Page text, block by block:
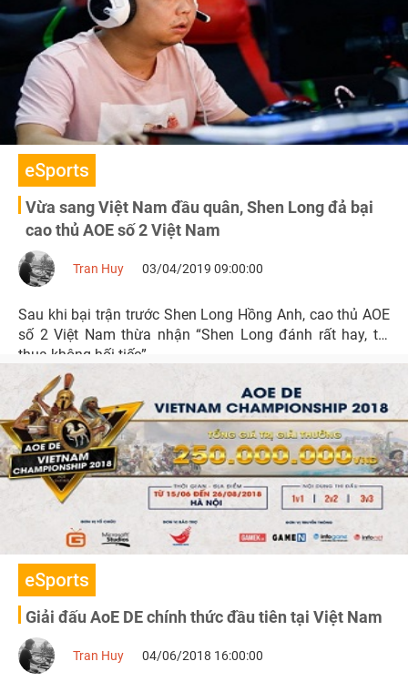
eSports
Vừa sang Việt Nam đầu quân, Shen Long đả bại
cao thủ AOE số 2 Việt Nam
Tran Huy 03/04/2019 09:00:00
Sau khi bại trận trước Shen Long Hồng Anh, cao thủ AOE
số 2 Việt Nam thừa nhận “Shen Long đánh rất hay, tôi
thua không hối tiếc”
eSports
Giải đấu AoE DE chính thức đầu tiên tại Việt Nam
Tran Huy 04/06/2018 16:00:00